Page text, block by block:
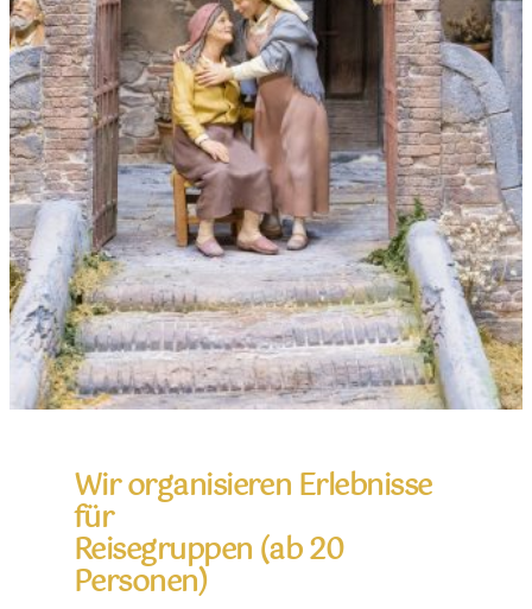
Wir organisieren Erlebnisse
für
Reisegruppen (ab 20
Personen)